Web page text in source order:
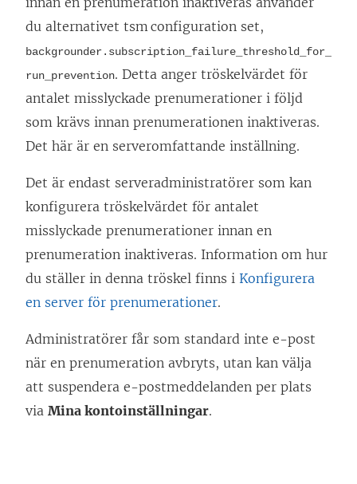
du alternativet tsm configuration set,
backgrounder.subscription_failure_threshold_for_
run_prevention. Detta anger tröskelvärdet för
antalet misslyckade prenumerationer i följd
som krävs innan prenumerationen inaktiveras.
Det här är en serveromfattande inställning.
Det är endast serveradministratörer som kan
konfigurera tröskelvärdet för antalet
misslyckade prenumerationer innan en
prenumeration inaktiveras. Information om hur
du ställer in denna tröskel finns i Konfigurera
en server för prenumerationer.
Administratörer får som standard inte e-post
när en prenumeration avbryts, utan kan välja
att suspendera e-postmeddelanden per plats
via Mina kontoinställningar.